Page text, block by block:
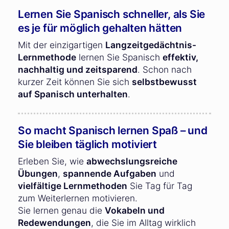
Lernen Sie Spanisch schneller, als Sie
es je für möglich gehalten hätten
Mit der einzigartigen Langzeitgedächtnis-
Lernmethode lernen Sie Spanisch effektiv,
nachhaltig und zeitsparend. Schon nach
kurzer Zeit können Sie sich selbstbewusst
auf Spanisch unterhalten.
So macht Spanisch lernen Spaß – und
Sie bleiben täglich motiviert
Erleben Sie, wie abwechslungsreiche
Übungen, spannende Aufgaben und
vielfältige Lernmethoden Sie Tag für Tag
zum Weiterlernen motivieren.
Sie lernen genau die Vokabeln und
Redewendungen, die Sie im Alltag wirklich